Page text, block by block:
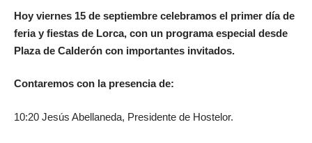
Hoy viernes 15 de septiembre celebramos el primer día de
feria y fiestas de Lorca, con un programa especial desde
Plaza de Calderón con importantes invitados.
Contaremos con la presencia de:
10:20 Jesús Abellaneda, Presidente de Hostelor.